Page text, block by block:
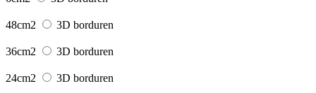
48cm2 3D borduren
36cm2 3D borduren
24cm2 3D borduren